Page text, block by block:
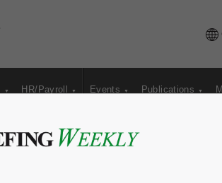
HR/Payroll Events Publications